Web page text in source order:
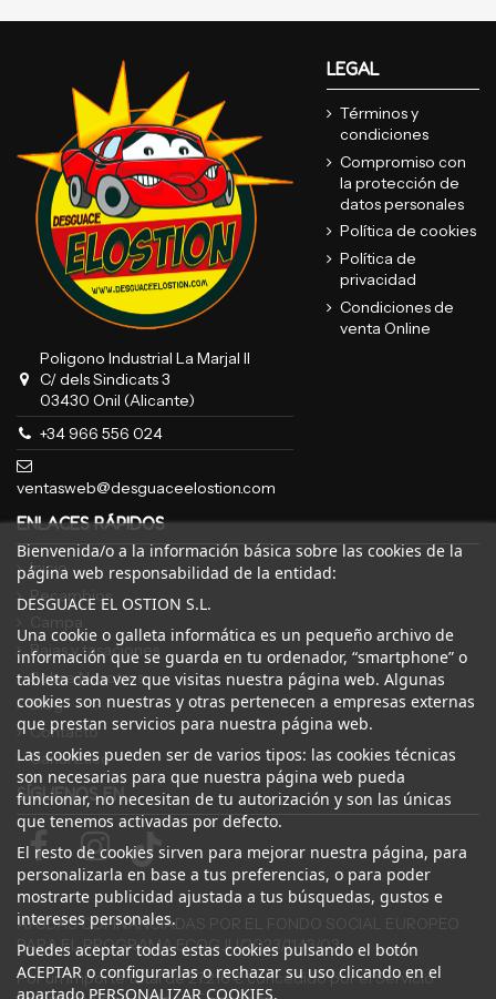
Poligono Industrial La Marjal II
C/ dels Sindicats 3
03430 Onil (Alicante)
+34 966 556 024
ventasweb@desguaceelostion.com
LEGAL
Términos y
condiciones
Compromiso con
la protección de
datos personales
Política de cookies
Política de
privacidad
Condiciones de
venta Online
ENLACES RÁPIDOS
Inicio
Recambios
Bajas y tasaciones
Sobre Nosotros
Blog
Contacto
Canal Ético
Bienvenida/o a la información básica sobre las cookies de la
página web responsabilidad de la entidad:
DESGUACE EL OSTION S.L.
Una cookie o galleta informática es un pequeño archivo de
información que se guarda en tu ordenador, “smartphone” o
tableta cada vez que visitas nuestra página web. Algunas
cookies son nuestras y otras pertenecen a empresas externas
que prestan servicios para nuestra página web.
Las cookies pueden ser de varios tipos: las cookies técnicas
son necesarias para que nuestra página web pueda
funcionar, no necesitan de tu autorización y son las únicas
que tenemos activadas por defecto.
El resto de cookies sirven para mejorar nuestra página, para
personalizarla en base a tus preferencias, o para poder
mostrarte publicidad ajustada a tus búsquedas, gustos e
intereses personales.
Puedes aceptar todas estas cookies pulsando el botón
ACEPTAR o configurarlas o rechazar su uso clicando en el
apartado PERSONALIZAR COOKIES.
SÍGUENOS EN
AYUDAS COFINANCIADAS POR EL FONDO SOCIAL EUROPEO
PARA EL PROGRAMA ECOGJU/2023/1143/03
Por un importe total de 27.216 € concedido por el Servicio